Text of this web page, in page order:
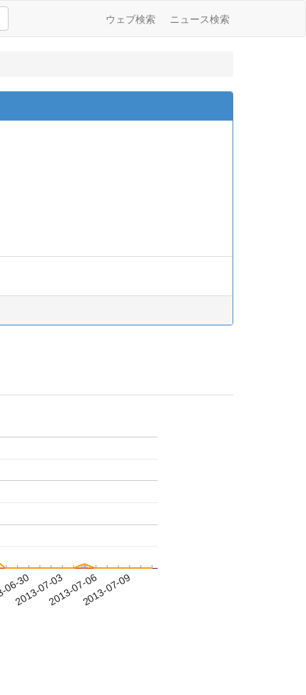
ウェブ検索 ニュース検索
30
2013-07-032013-07-062013-07-09